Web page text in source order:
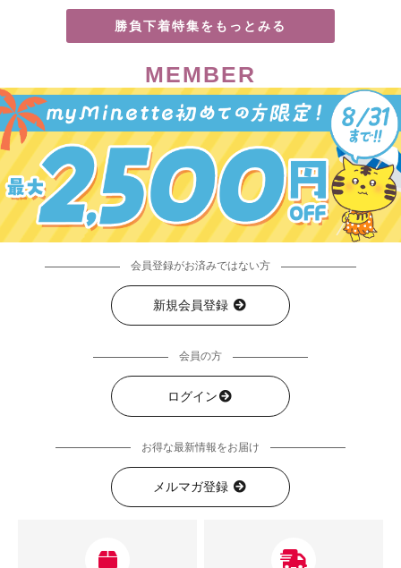
勝負下着特集をもっとみる
MEMBER
会員登録がお済みではない方
新規会員登録
会員の方
ログイン
お得な最新情報をお届け
メルマガ登録